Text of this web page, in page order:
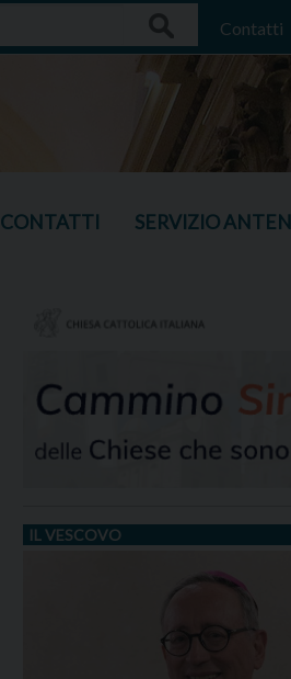
Contatti
CONTATTI SERVIZIO
IL VESCOVO